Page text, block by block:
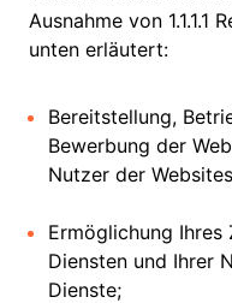
Ausnahme von 1.1.1.1
unten erläutert:
Bereitstellung,
Bewerbung der
Nutzer der
Ermöglichung Ihres
Diensten und Ihrer
Dienste;